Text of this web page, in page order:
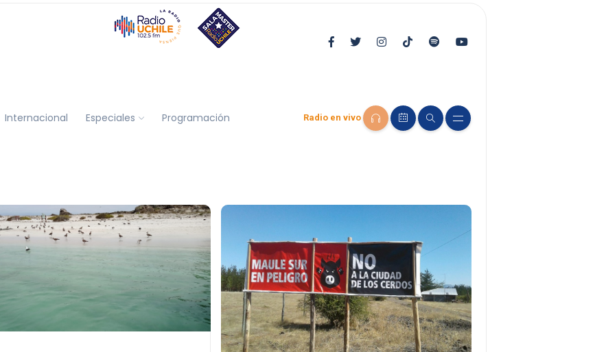
Internacional Especiales Programación Radio en vivo